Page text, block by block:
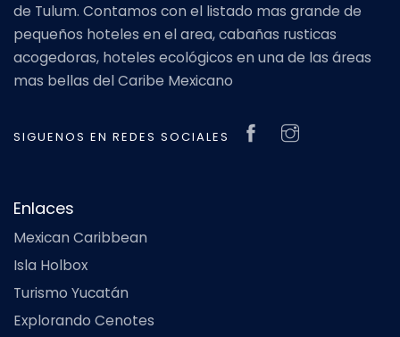
de Tulum. Contamos con el listado mas grande de
pequeños hoteles en el area, cabañas rusticas
acogedoras, hoteles ecológicos en una de las áreas
mas bellas del Caribe Mexicano
SIGUENOS EN REDES SOCIALES
Enlaces
Mexican Caribbean
Isla Holbox
Turismo Yucatán
Explorando Cenotes